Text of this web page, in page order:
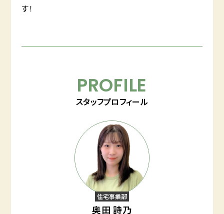
す！
PROFILE
スタッフプロフィール
住宅事業部
奥田 詩乃